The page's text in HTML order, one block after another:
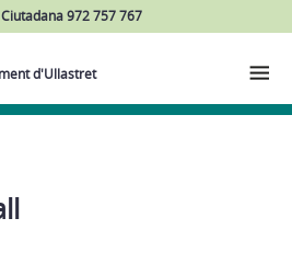
972 757 767
d'Ullastret